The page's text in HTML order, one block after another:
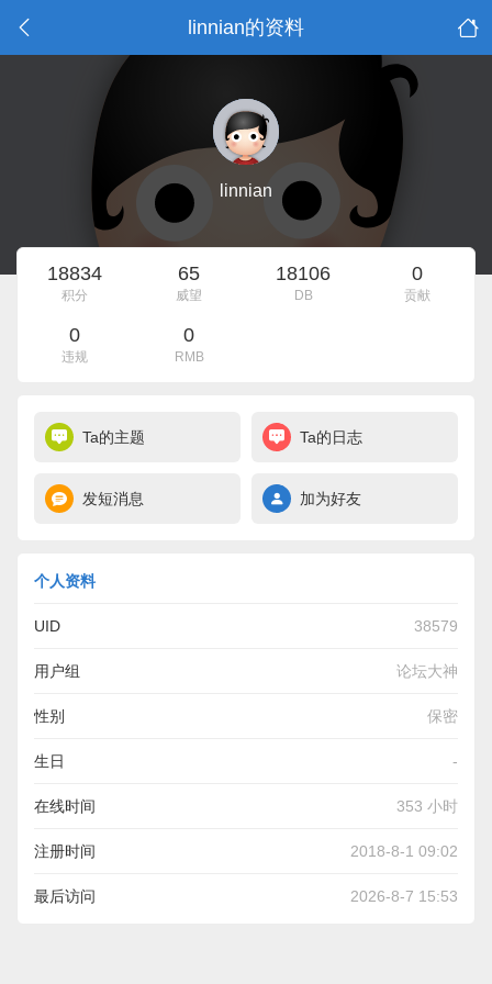
linnian的资料
linnian
18834
积分
65
威望
18106
DB
0
贡献
0
违规
0
RMB
Ta的主题 Ta的日志
发短消息 加为好友
个人资料
UID 38579
用户组 论坛大神
性别 保密
生日 -
在线时间 353 小时
注册时间 2018-8-1 09:02
最后访问 2026-8-7 15:53